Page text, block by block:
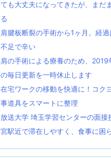
ても大丈夫になってきたが、まだ
る
肩腱板断裂の手術から1ヶ月。経
不足で辛い
肩の手術による療養のため、
の毎日更新を一時休止します
在宅ワークの移動を快適に！コク
事道具をスマートに整理
放送大学 埼玉学習センターの面接
宮駅近で滞在しやすく、食事に困